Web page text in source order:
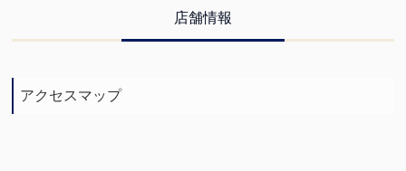
店舗情報
アクセスマップ